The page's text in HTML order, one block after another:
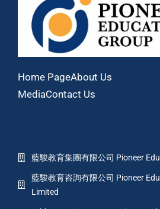
Home PageAbout Us
MediaContact Us
藍駿教育集團有限公司 Pioneer
藍駿教育咨詢有限公司 Pioneer
Limited